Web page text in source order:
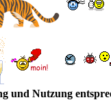
und Nutzung